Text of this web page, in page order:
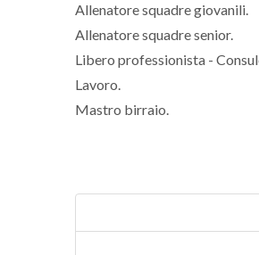
Allenatore squadre giovanili.
Allenatore squadre senior.
Libero professionista -
Lavoro.
Mastro birraio.